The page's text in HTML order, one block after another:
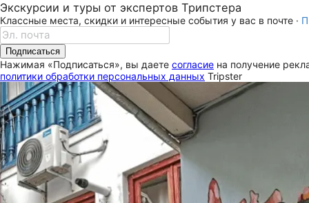
Экскурсии и туры от экспертов Трипстера
Классные места, скидки и интересные события у вас в почте ·
Подписаться
Нажимая «Подписаться», вы даете согласие на получение
политики обработки персональных данных Tripster